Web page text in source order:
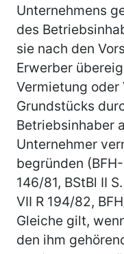
Unternehmens
des
sie nach den
Erwerber
Vermietung oder
Grundstücks
Betriebsinhaber
Unternehmer
begründen
146/81, BStBl II
VII R 194/82,
Gleiche gilt,
den ihm